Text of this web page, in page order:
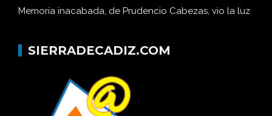
Memoria inacabada, de Prudencio Cabezas, vio la luz
SIERRADECADIZ.COM